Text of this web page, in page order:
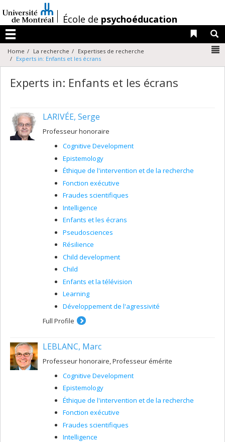
au
contenu
/École de psychoéducation
Menu
Liens
Home La recherche
Expertises de recherche
Experts in: Enfants et les écrans
Experts in: Enfants et les écrans
LARIVÉE, Serge
Professeur honoraire
Cognitive Development
Epistemology
Éthique de l'intervention et de la recherche
Fonction exécutive
Fraudes scientifiques
Intelligence
Enfants et les écrans
Pseudosciences
Résilience
Child development
Child
Enfants et la télévision
Learning
Développement de l'agressivité
Full Profile
LEBLANC, Marc
Professeur honoraire, Professeur émérite
Cognitive Development
Epistemology
Éthique de l'intervention et de la recherche
Fonction exécutive
Fraudes scientifiques
Intelligence